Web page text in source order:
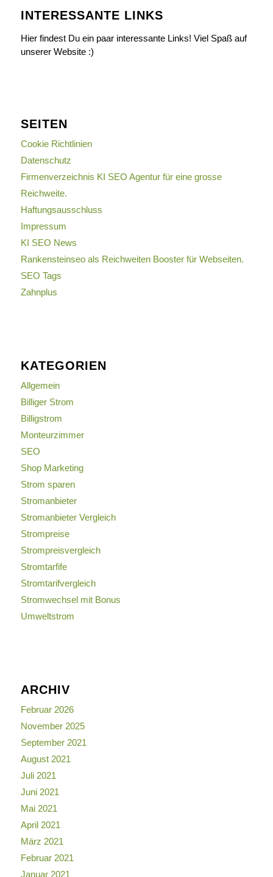
INTERESSANTE LINKS
Hier findest Du ein paar interessante Links! Viel Spaß auf
unserer Website :)
SEITEN
Cookie Richtlinien
Datenschutz
Firmenverzeichnis KI SEO Agentur für eine grosse
Reichweite.
Haftungsausschluss
Impressum
KI SEO News
Rankensteinseo als Reichweiten Booster für Webseiten.
SEO Tags
Zahnplus
KATEGORIEN
Allgemein
Billiger Strom
Billigstrom
Monteurzimmer
SEO
Shop Marketing
Strom sparen
Stromanbieter
Stromanbieter Vergleich
Strompreise
Strompreisvergleich
Stromtarfife
Stromtarifvergleich
Stromwechsel mit Bonus
Umweltstrom
ARCHIV
Februar 2026
November 2025
September 2021
August 2021
Juli 2021
Juni 2021
Mai 2021
April 2021
März 2021
Februar 2021
Januar 2021